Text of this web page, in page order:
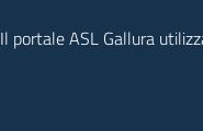
Il portale ASL Gallura